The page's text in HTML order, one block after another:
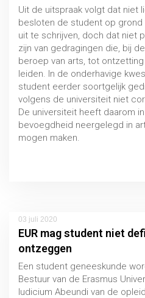
Uit de uitspraak volgt dat niet
besloten de student op grond
uit te schrijven, doch dat niet
zijn van gedragingen die, bij
beroep van arts, tot
leiden. In de onderhavige
student eerder soortgelijk
volgens de universiteit niet
De universiteit heeft daarom
bevoegdheid neergelegd in
mogen maken.
03 juli 2020
EUR mag student niet
ontzeggen
Een student geneeskunde
Bestuur van de Erasmus
Iudicium Abeundi van de